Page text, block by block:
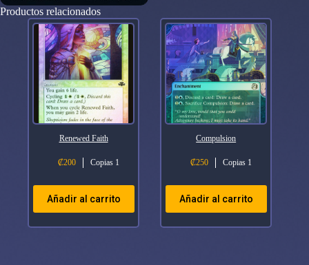
Productos relacionados
Renewed Faith
₡200 Copias 1
Añadir al carrito
Compulsion
₡250 Copias 1
Añadir al carrito